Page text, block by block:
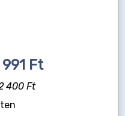
Ft
400 Ft